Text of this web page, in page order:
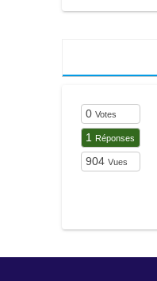
0Votes
1 Réponses
904Vues